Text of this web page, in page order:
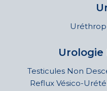
Testicules Non
Reflux Vésico-